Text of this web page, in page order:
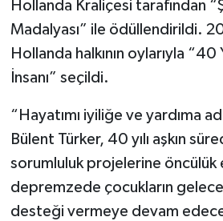
Hollanda Kraliçesi tarafından
Madalyası” ile ödüllendirildi.
Hollanda halkının oylarıyla “40
İnsanı” seçildi.
“Hayatımı iyiliğe ve yardıma
Bülent Türker, 40 yılı aşkın
sorumluluk projelerine
depremzede çocukların
desteği vermeye devam